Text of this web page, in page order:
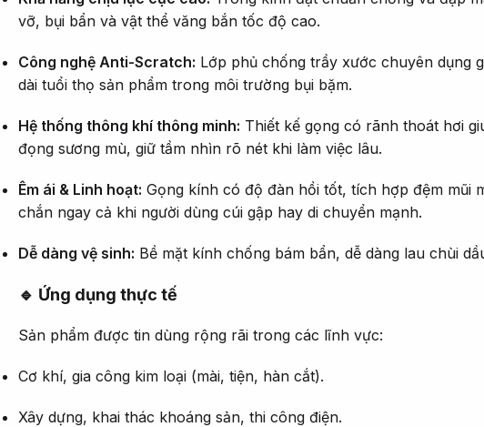
vỡ, bụi bẩn và vật thể văng bắn tốc độ cao.
Công nghệ Anti-Scratch: Lớp phủ chống trầy xước chuyên dụng
dài tuổi thọ sản phẩm trong môi trường bụi bặm.
Hệ thống thông khí thông minh: Thiết kế gọng có rãnh thoát hơi
đọng sương mù, giữ tầm nhìn rõ nét khi làm việc lâu.
Êm ái & Linh hoạt: Gọng kính có độ đàn hồi tốt, tích hợp đệm mũi
chắn ngay cả khi người dùng cúi gập hay di chuyển mạnh.
Dễ dàng vệ sinh: Bề mặt kính chống bám bẩn, dễ dàng lau chùi
🔹 Ứng dụng thực tế
Sản phẩm được tin dùng rộng rãi trong các lĩnh vực:
Cơ khí, gia công kim loại (mài, tiện, hàn cắt).
Xây dựng, khai thác khoáng sản, thi công điện.